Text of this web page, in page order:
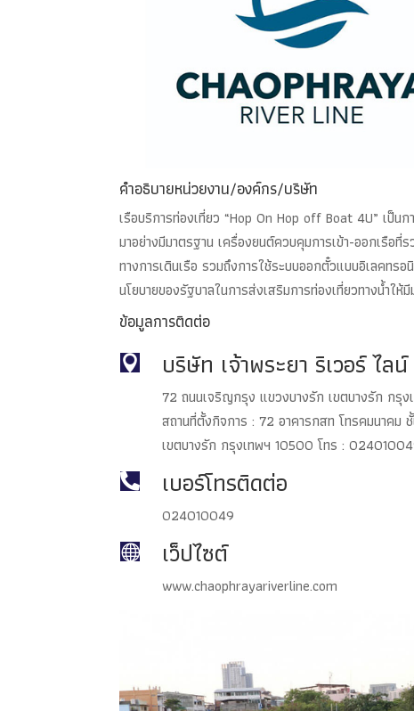
คำอธิบายหน่วยงาน/องค์กร/บริษัท
เรือบริการท่องเที่ยว “Hop On Hop off Boat 4U” เป็
มาอย่างมีมาตรฐาน เครื่องยนต์ควบคุมการเข้า-ออกเรือ
ทางการเดินเรือ รวมถึงการใช้ระบบออกตั๋วแบบอิเลคทร
นโยบายของรัฐบาลในการส่งเสริมการท่องเที่ยวทางน้ำให้
ข้อมูลการติดต่อ
 บริษัท เจ้าพระยา ริเวอร์ ไล
72 ถนนเจริญกรุง แขวงบางรัก เขตบางรัก กรุ
สถานที่ตั้งกิจการ : 72 อาคารกสท โทรคมนาคม
เขตบางรัก กรุงเทพฯ 10500 โทร :
 เบอร์โทรติดต่อ
024010049
 เว็ปไซต์
www.chaophrayariverline.com